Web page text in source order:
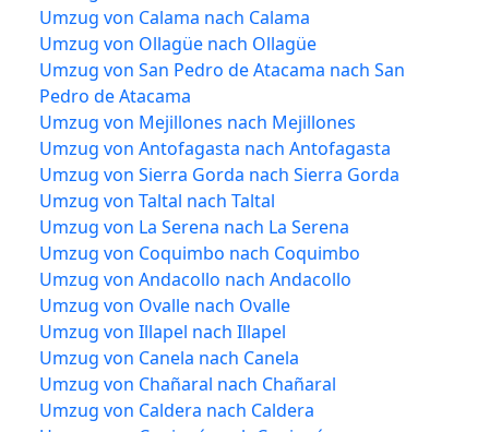
Umzug von Calama nach Calama
Umzug von Ollagüe nach Ollagüe
Umzug von San Pedro de Atacama nach San
Pedro de Atacama
Umzug von Mejillones nach Mejillones
Umzug von Antofagasta nach Antofagasta
Umzug von Sierra Gorda nach Sierra Gorda
Umzug von Taltal nach Taltal
Umzug von La Serena nach La Serena
Umzug von Coquimbo nach Coquimbo
Umzug von Andacollo nach Andacollo
Umzug von Ovalle nach Ovalle
Umzug von Illapel nach Illapel
Umzug von Canela nach Canela
Umzug von Chañaral nach Chañaral
Umzug von Caldera nach Caldera